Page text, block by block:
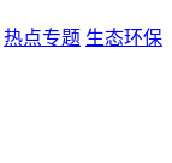
热点专题 生态环保